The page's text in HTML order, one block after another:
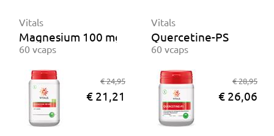
Vitals
Magnesium 100 mg Biologisch
60 vcaps
€ 24,95
€ 21,21
Vitals
Quercetine-PS
60 vcaps
€ 28,95
€ 26,06